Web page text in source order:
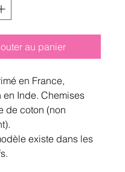
au panier
en France,
en Inde. Chemises
de coton (non
existe dans les